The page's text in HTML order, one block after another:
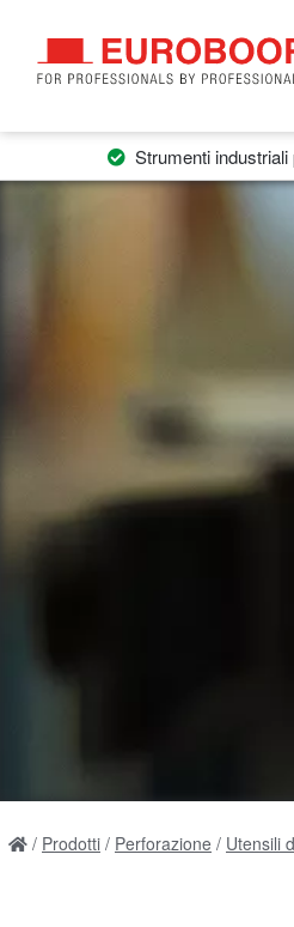
Strumenti
Prodotti Perforazione Utensili